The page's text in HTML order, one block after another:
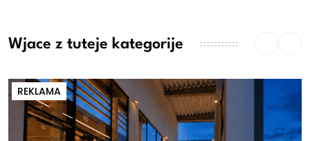
Wjace z tuteje kategorije
REKLAMA